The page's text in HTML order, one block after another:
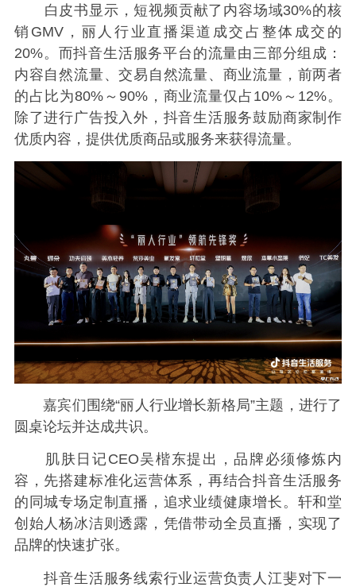
白皮书显示，短视频贡献了内容场域30%的核
销GMV，丽人行业直播渠道成交占整体成交的
20%。而抖音生活服务平台的流量由三部分组成：
内容自然流量、交易自然流量、商业流量，前两者
的占比为80%～90%，商业流量仅占10%～12%。
除了进行广告投入外，抖音生活服务鼓励商家制作
优质内容，提供优质商品或服务来获得流量。
嘉宾们围绕“丽人行业增长新格局”主题，进行了
圆桌论坛并达成共识。
肌肤日记CEO吴楷东提出，品牌必须修炼内
容，先搭建标准化运营体系，再结合抖音生活服务
的同城专场定制直播，追求业绩健康增长。轩和堂
创始人杨冰洁则透露，凭借带动全员直播，实现了
品牌的快速扩张。
抖音生活服务线索行业运营负责人江斐对下一